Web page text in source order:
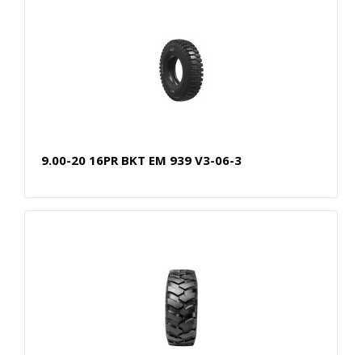
9.00-20 16PR BKT EM 939 V3-06-3